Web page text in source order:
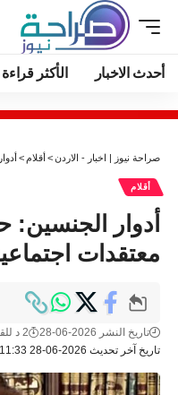
أحدث الاخبار الأكثر قراءة
صراحة نيوز | اخبار - الاردن>أقلام >
أقلام
أدوار الجنسين:
معتقدات
تاريخ آخر تحديث 2026-06-28 11:33 مساءً
تاريخ النشر 2026-06-28 2 د للقراءة